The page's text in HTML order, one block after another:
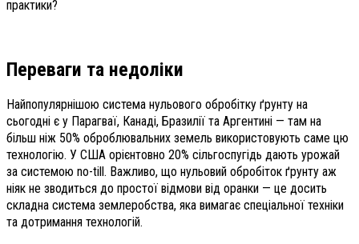
практики?
Переваги та недоліки
Найпопулярнішою система нульового обробітку ґрунту на
сьогодні є у Парагваї, Канаді, Бразилії та Аргентині — там на
більш ніж 50% оброблювальних земель використовують саме цю
технологію. У США орієнтовно 20% сільгоспугідь дають урожай
за системою no-till. Важливо, що нульовий обробіток ґрунту аж
ніяк не зводиться до простої відмови від оранки — це досить
складна система землеробства, яка вимагає спеціальної техніки
та дотримання технологій.